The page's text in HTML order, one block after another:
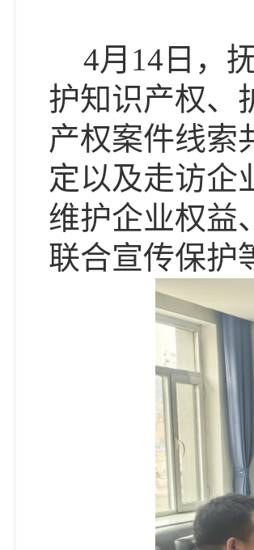
4月 14 日，
护知识产权、
产权案件线索
定以及走访企
维护企业权益
联合宣传保护